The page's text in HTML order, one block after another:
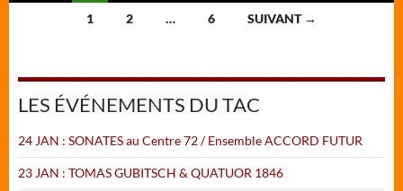
Navigation
articles
1 2 … 6 SUIVANT →
LES ÉVÉNEMENTS DU TAC
24 JAN : SONATES au Centre 72 / Ensemble ACCORD FUTUR
23 JAN : TOMAS GUBITSCH & QUATUOR 1846